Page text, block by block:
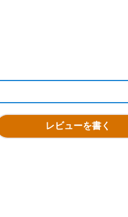
レビューを書く